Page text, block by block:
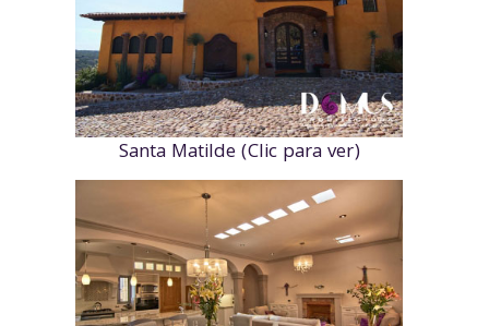
Santa Matilde (Clic para ver)